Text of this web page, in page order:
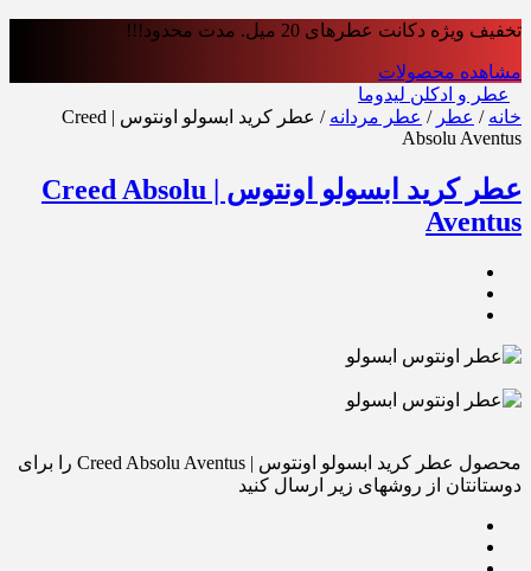
تخفیف ویژه دکانت عطرهای 20 میل. مدت محدود!!!
مشاهده محصولات
عطر و ادکلن لیدوما
خانه / عطر / عطر مردانه
/ عطر کرید ابسولو اونتوس | Creed
Absolu Aventus
عطر کرید ابسولو اونتوس | Creed Absolu
Aventus
محصول عطر کرید ابسولو اونتوس | Creed Absolu Aventus را برای
دوستانتان از روشهای زیر ارسال کنید